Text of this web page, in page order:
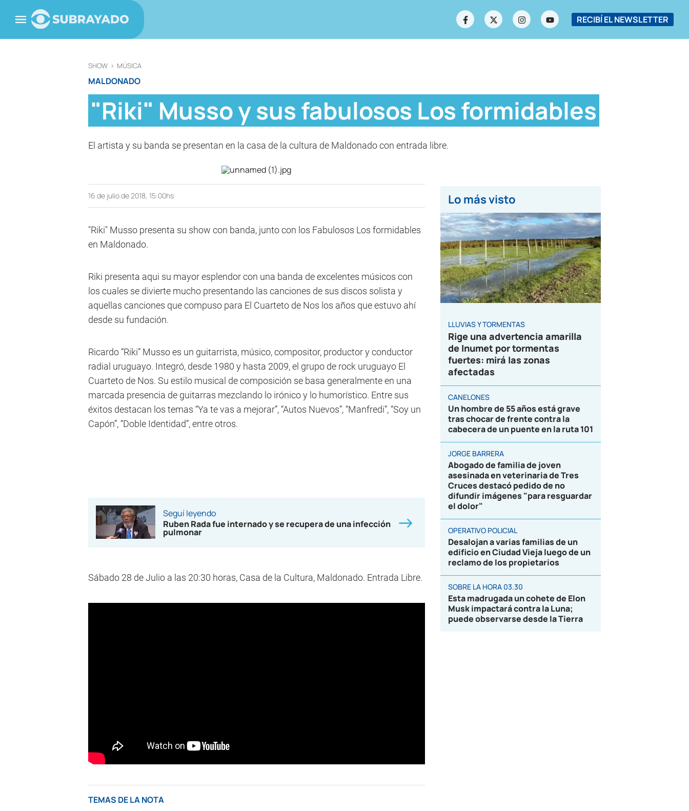
RECIBÍ EL NEWSLETTER
SHOW > MÚSICA
MALDONADO
"Riki" Musso y sus fabulosos Los formidables
El artista y su banda se presentan en la casa de la cultura de Maldonado con entrada libre.
16 de julio de 2018, 15:00hs
"Riki" Musso presenta su show con banda, junto con los Fabulosos Los formidables
en Maldonado.
Riki presenta aqui su mayor esplendor con una banda de excelentes músicos con
los cuales se divierte mucho presentando las canciones de sus discos solista y
aquellas canciones que compuso para El Cuarteto de Nos los años que estuvo ahí
desde su fundación.
Ricardo “Riki” Musso es un guitarrista, músico, compositor, productor y conductor
radial uruguayo. Integró, desde 1980 y hasta 2009, el grupo de rock uruguayo El
Cuarteto de Nos. Su estilo musical de composición se basa generalmente en una
marcada presencia de guitarras mezclando lo irónico y lo humorístico. Entre sus
éxitos destacan los temas “Ya te vas a mejorar”, “Autos Nuevos”, “Manfredi”, “Soy un
Capón”, “Doble Identidad”, entre otros.
Seguí leyendo
Ruben Rada fue internado y se recupera de una infección
pulmonar
Sábado 28 de Julio a las 20:30 horas, Casa de la Cultura, Maldonado. Entrada Libre.
TEMAS DE LA NOTA
Lo más visto
LLUVIAS Y TORMENTAS
Rige una advertencia amarilla
de Inumet por tormentas
fuertes: mirá las zonas
afectadas
CANELONES
Un hombre de 55 años está grave
tras chocar de frente contra la
cabecera de un puente en la ruta 101
JORGE BARRERA
Abogado de familia de joven
asesinada en veterinaria de Tres
Cruces destacó pedido de no
difundir imágenes "para resguardar
el dolor"
OPERATIVO POLICIAL
Desalojan a varias familias de un
edificio en Ciudad Vieja luego de un
reclamo de los propietarios
SOBRE LA HORA 03.30
Esta madrugada un cohete de Elon
Musk impactará contra la Luna;
puede observarse desde la Tierra